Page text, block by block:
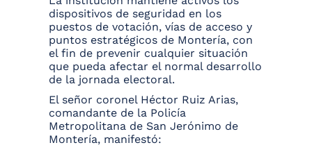
dispositivos de seguridad en los
puestos de votación, vías de acceso y
puntos estratégicos de Montería, con
el fin de prevenir cualquier situación
que pueda afectar el normal desarrollo
de la jornada electoral.
El señor coronel Héctor Ruiz Arias,
comandante de la Policía
Metropolitana de San Jerónimo de
Montería, manifestó: